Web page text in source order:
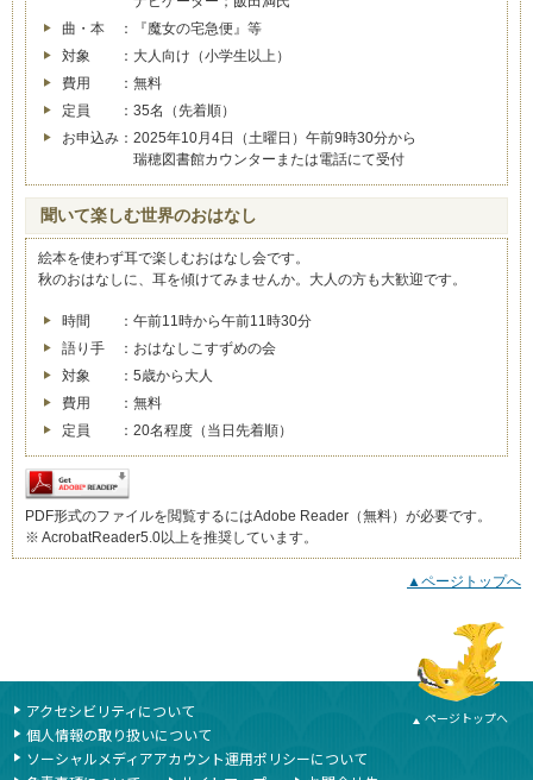
曲・本 ：『魔女の宅急便』等
対象 ：大人向け（小学生以上）
費用 ：無料
定員 ：35名（先着順）
お申込み：2025年10月4日（土曜日）午前9時30分から
瑞穂図書館カウンターまたは電話にて受付
聞いて楽しむ世界のおはなし
絵本を使わず耳で楽しむおはなし会です。
秋のおはなしに、耳を傾けてみませんか。大人の方も大歓迎です。
時間 ：午前11時から午前11時30分
語り手 ：おはなしこすずめの会
対象 ：5歳から大人
費用 ：無料
定員 ：20名程度（当日先着順）
PDF形式のファイルを閲覧するにはAdobe Reader（無料）が必要です。
※ AcrobatReader5.0以上を推奨しています。
▲ページトップへ
ページトップへ
アクセシビリティについて
個人情報の取り扱いについて
ソーシャルメディアアカウント運用ポリシーについて